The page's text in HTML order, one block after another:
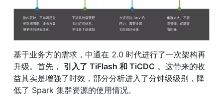
基于业务方的需求，中通在 2.0 时代进行了一次架构再
升级。首先， 引入了 TiFlash 和 TiCDC 。这带来的收
益其实是增强了时效，部分分析进入了分钟级级别，降
低了 Spark 集群资源的使用情况。